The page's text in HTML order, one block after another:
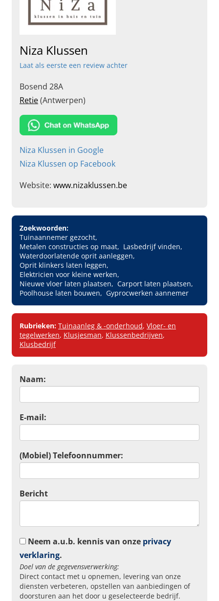
Niza Klussen
Laat als eerste een review achter
Bosend 28A
Retie(Antwerpen)
Niza Klussen in Google
Niza Klussen op Facebook
Website: www.nizaklussen.be
Zoekwoorden:
Tuinaannemer gezocht
Metalen constructies op maat
Lasbedrijf vinden
Waterdoorlatende oprit aanleggen
Oprit klinkers laten leggen
Elektricien voor kleine werken
Nieuwe vloer laten plaatsen
Carport laten plaatsen
Poolhouse laten bouwen
Gyprocwerken aannemer
Rubrieken: Tuinaanleg & -onderhoud, Vloer- en
tegelwerken, Klusjesman, Klussenbedrijven,
Klusbedrijf
Naam:
E-mail:
(Mobiel) Telefoonnummer:
Bericht
Neem a.u.b. kennis van onze privacy
verklaring.
Doel van de gegevensverwerking:
Direct contact met u opnemen, levering van onze
diensten verbeteren, opstellen van aanbiedingen of
doorsturen aan het door u geselecteerde bedrijf.